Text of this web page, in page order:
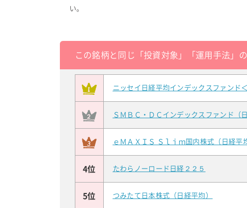
い。
この銘柄と同じ「投資対象」「運用手法」
ニッセイ日経平均インデックスファンド
ＳＭＢＣ・ＤＣインデックスファンド（
ｅＭＡＸＩＳ Ｓｌｉｍ国内株式（日経平
4位 たわらノーロード日経２２５
5位 つみたて日本株式（日経平均）